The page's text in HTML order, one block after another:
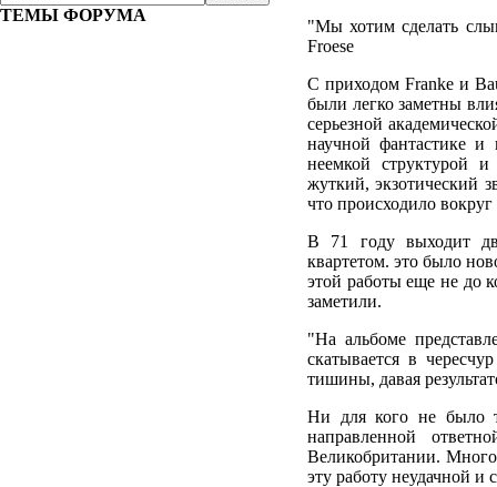
ТЕМЫ ФОРУМА
"Мы хотим сделать
Froese
C приходом Franke и
были легко заметны
серьезной
научной фантастике и
неемкой структурой
жуткий, экзотический
что происходило
В 71 году выходит
квартетом. это было
этой работы еще не до
заметили.
"На альбоме
скатывается в
тишины, давая
Ни для кого не было
направленной
Великобритании.
эту работу неудачной и